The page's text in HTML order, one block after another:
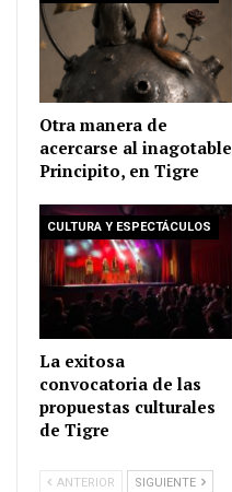
Otra manera de
acercarse al inagotable
Principito, en Tigre
CULTURA Y ESPECTÁCULOS
La exitosa
convocatoria de las
propuestas culturales
de Tigre
ANTERIOR SIGUIENTE